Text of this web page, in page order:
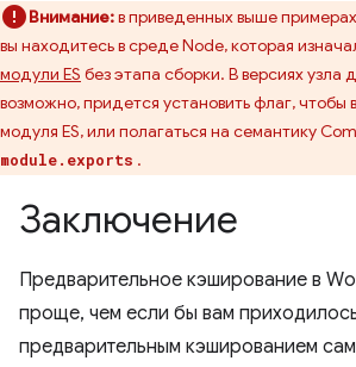
Внимание:в приведенных выше
вы находитесь в среде Node, которая
модули ES без этапа сборки. В версиях узла
возможно, придется установить флаг,
модуля ES, или полагаться на семантику
module.exports .
Заключение
Предварительное кэширование в
проще, чем если бы вам
предварительным кэшированием